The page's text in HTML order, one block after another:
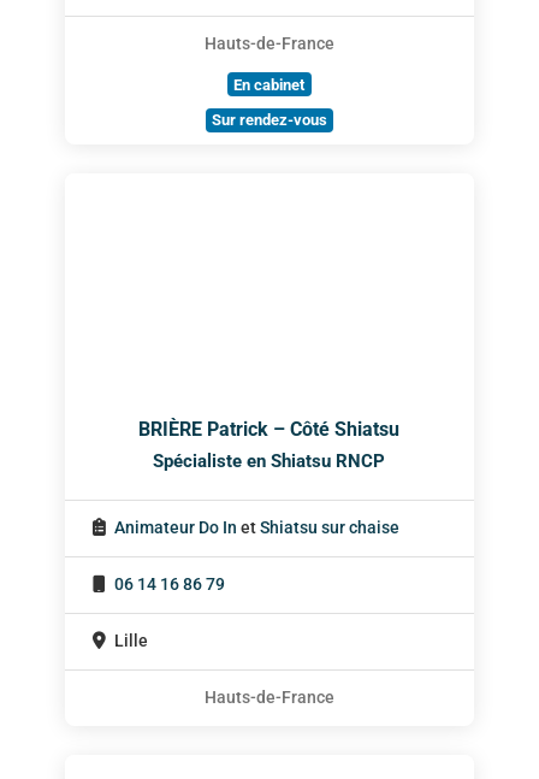
Hauts-de-France
En cabinet
Sur rendez-vous
BRIÈRE Patrick – Côté Shiatsu
Spécialiste en Shiatsu RNCP
Animateur Do In etShiatsu sur chaise
06 14 16 86 79
Lille
Hauts-de-France